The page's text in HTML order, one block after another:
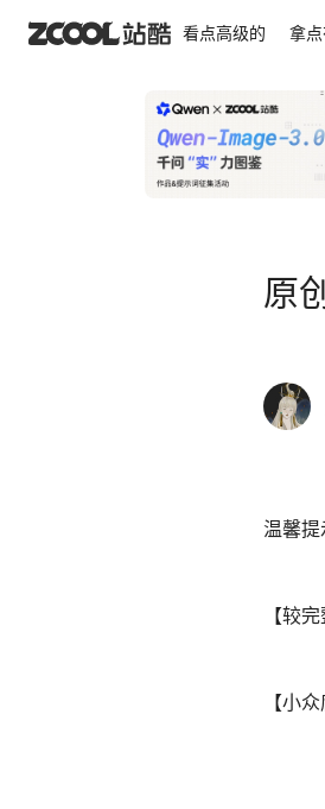
看点高级的 拿
原
原创漫画《啖诡》【97】
温馨
【较
【小